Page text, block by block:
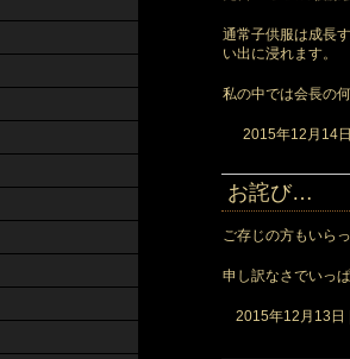
通常子供服は成長
い出に浸れます。
私の中では会長の
2015年12月14日
お詫び…
ご存じの方もいら
申し訳なさでいっ
2015年12月13日